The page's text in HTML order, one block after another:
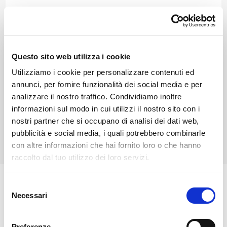
Questo sito web utilizza i cookie
Utilizziamo i cookie per personalizzare contenuti ed
annunci, per fornire funzionalità dei social media e per
analizzare il nostro traffico. Condividiamo inoltre
informazioni sul modo in cui utilizzi il nostro sito con i
nostri partner che si occupano di analisi dei dati web,
pubblicità e social media, i quali potrebbero combinarle
con altre informazioni che hai fornito loro o che hanno
raccolto dal tuo utilizzo dei loro servizi.
delNecessari
Piuro si trova in Valchiavenna, al confine con la
Svizzera, ed è nota per le Cascate dell’Acquafraggia e
il Palazzo Vertemate Franchi, dimora rinascimentale
sopravvissuta alla frana del 1618. Da visitare il sito
archeologico di Belfort e la chiesa di San Martino ad
Aurogo con affreschi del XI secolo. È punto di partenza
per escursioni verso Savogno e la Val di Lei.
Il borgo è citato per la prima volta in un documento
del 973 come Prore, termine che nelle testimonianze
successive si alterna con Plurium, che infine ebbe il